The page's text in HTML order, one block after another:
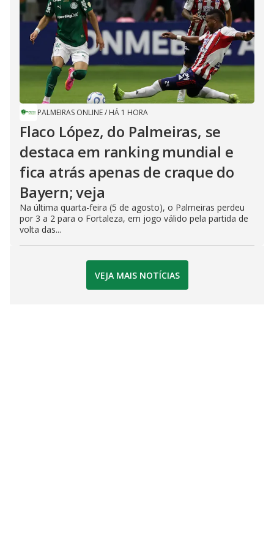
PALMEIRAS ONLINE/ HÁ 1 HORA
Flaco López, do Palmeiras, se
destaca em ranking mundial e
fica atrás apenas de craque do
Bayern; veja
Na última quarta-feira (5 de agosto), o Palmeiras perdeu
por 3 a 2 para o Fortaleza, em jogo válido pela partida de
volta das...
VEJA MAIS NOTÍCIAS